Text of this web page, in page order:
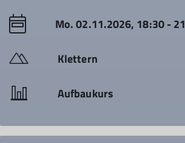
Mo. 02.11.2026, 18:30 -
Klettern
Aufbaukurs